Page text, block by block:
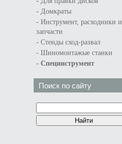
- Домкраты
- Инструмент, расходники и
запчасти
- Стенды сход-развал
- Шиномонтажые станки
- Специнструмент
Поиск по сайту